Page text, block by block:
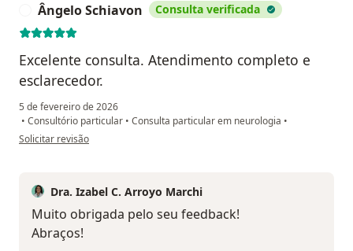
Ângelo Schiavon Consulta verificada
Excelente consulta. Atendimento completo e
esclarecedor.
5 de fevereiro de 2026
• Consultório particular • Consulta particular em neurologia •
na opinião do utilizador Ângelo Schiavon
Solicitar revisão
Dra. Izabel C. Arroyo Marchi
Muito obrigada pelo seu feedback!
Abraços!